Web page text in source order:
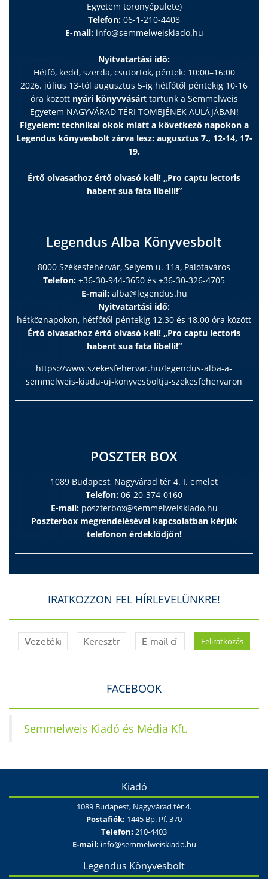
Egyetem toronyépülete)
Telefon: 06-1-210-4408
E-mail: info@semmelweiskiado.hu
Nyitvatartási idő:
Hétfő, kedd, szerda, csütörtök, péntek: 10:00–16:00
2026. július 13-tól augusztus 5-ig hétfőtől péntekig 10-16
óra között nyári könyvvásárt tartunk a Semmelweis
Egyetem NAGYVÁRAD TÉRI TÖMBJÉNEK AULÁJÁBAN!
Figyelem: technikai okok miatt a következő napokon a
Legendus könyvesbolt zárva lesz: augusztus 7., 12-14, 17-
19.
Értő olvasathoz értő olvasó kell! „Pro captu lectoris
habent sua fata libelli!”
Legendus Alba Könyvesbolt
8000 Székesfehérvár, Selyem u. 11a, Palotaváros
Telefon: +36-30-944-3650 és +36-30-326-4705
E-mail: alba@legendus.hu
Nyitvatartási idő:
hétköznapokon, hétfőtől péntekig 12.30 és 18.00 óra között
Értő olvasathoz értő olvasó kell! „Pro captu lectoris
habent sua fata libelli!”
https://www.szekesfehervar.hu/legendus-alba-a-
semmelweis-kiadu-uj-konyvesboltja-szekesfehervaron
POSZTER BOX
1089 Budapest, Nagyvárad tér 4. I. emelet
Telefon: 06-20-374-0160
E-mail: poszterbox@semmelweiskiado.hu
Poszterbox megrendelésével kapcsolatban kérjük
telefonon érdeklődjön!
IRATKOZZON FEL HÍRLEVELÜNKRE!
FACEBOOK
Semmelweis Kiadó és Média Kft.
Kiadó
1089 Budapest, Nagyvárad tér 4.
Postafiók: 1445 Bp. Pf. 370
Telefon: 210-4403
E-mail: info@semmelweiskiado.hu
Legendus Könyvesbolt